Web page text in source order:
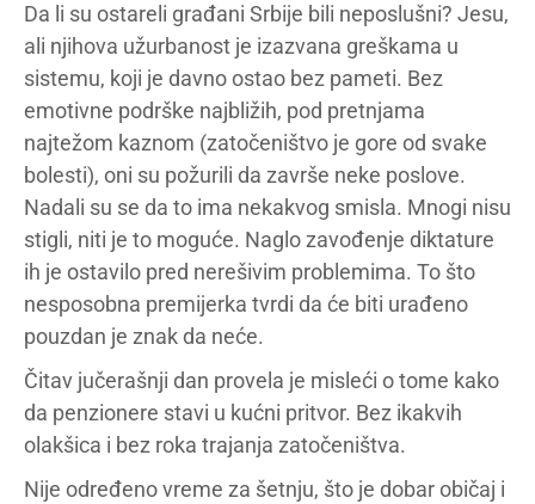
Da li su ostareli građani Srbije bili neposlušni? Jesu,
ali njihova užurbanost je izazvana greškama u
sistemu, koji je davno ostao bez pameti. Bez
emotivne podrške najbližih, pod pretnjama
najtežom kaznom (zatočeništvo je gore od svake
bolesti), oni su požurili da završe neke poslove.
Nadali su se da to ima nekakvog smisla. Mnogi nisu
stigli, niti je to moguće. Naglo zavođenje diktature
ih je ostavilo pred nerešivim problemima. To što
nesposobna premijerka tvrdi da će biti urađeno
pouzdan je znak da neće.
Čitav jučerašnji dan provela je misleći o tome kako
da penzionere stavi u kućni pritvor. Bez ikakvih
olakšica i bez roka trajanja zatočeništva.
Nije određeno vreme za šetnju, što je dobar običaj i